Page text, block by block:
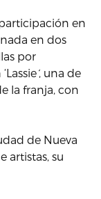
en
en dos
por
, una de
la franja, con
de Nueva
artistas, su